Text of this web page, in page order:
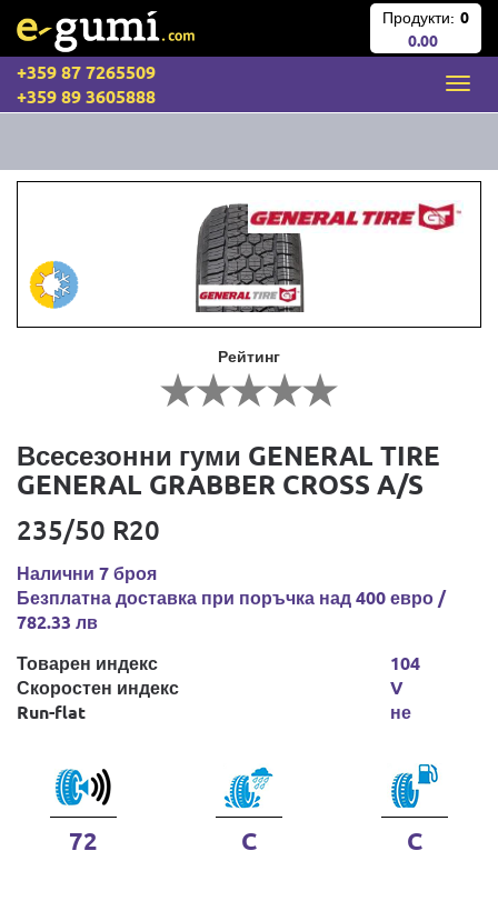
Продукти: 0
0.00
+359 87 7265509
+359 89 3605888
Рейтинг
Всесезонни гуми GENERAL TIRE
GENERAL GRABBER CROSS A/S
235/50 R20
Налични 7 броя
Безплатна доставка при поръчка над 400 евро /
782.33 лв
Товарен индекс
Скоростен индекс
Run-flat
104
V
не
72 C C